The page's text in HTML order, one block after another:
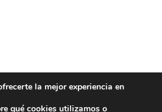
la mejor experiencia en
qué cookies utilizamos o